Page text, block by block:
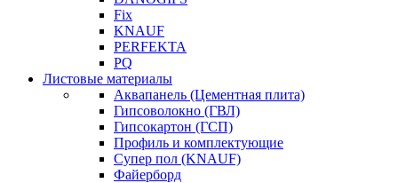
Fix
KNAUF
PERFEKTA
PQ
Листовые материалы
Аквапанель (Цементная плита)
Гипсоволокно (ГВЛ)
Гипсокартон (ГСП)
Профиль и комплектующие
Супер пол (KNAUF)
Файерборд